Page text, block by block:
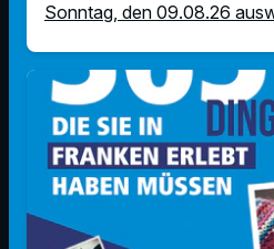
Sonntag, den 09.08.26